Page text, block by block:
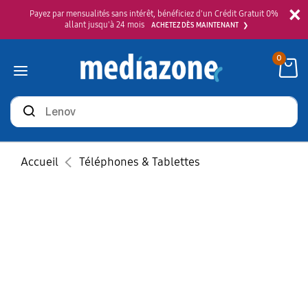
×
Payez par mensualités sans intérêt, bénéficiez d'un Crédit Gratuit 0%
allant jusqu'à 24 mois
ACHETEZ DÈS MAINTENANT
Rechercher
des
produits
0
Accueil Téléphones & Tablettes